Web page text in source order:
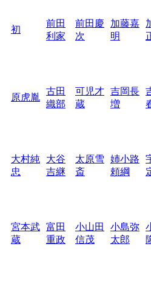
初
前田
利家
前田慶
次
加藤嘉
明
原虎胤
古田
織部
可児才
蔵
吉岡長
増
大村純
忠
大谷
吉継
太原雪
斎
姉小路
頼綱
宮本武
蔵
富田
重政
小山田
信茂
小島弥
太郎